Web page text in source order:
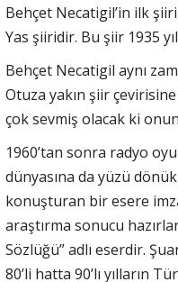
Behçet Necatigil’in ilk
Yas şiiridir. Bu şiir 1935
Behçet Necatigil aynı
Otuza yakın şiir
çok sevmiş olacak ki
1960’tan sonra radyo
dünyasına da yüzü
konuşturan bir esere
araştırma sonucu
Sözlüğü” adlı eserdir.
80’li hatta 90’lı yılların